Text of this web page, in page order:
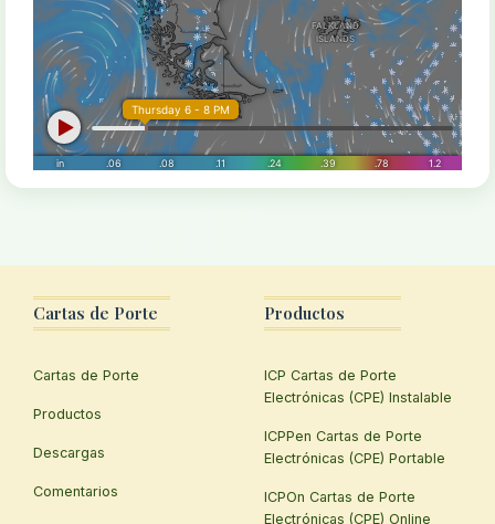
Cartas de Porte
Cartas de Porte
Productos
Descargas
Comentarios
Productos
ICP Cartas de Porte
Electrónicas (CPE) Instalable
ICPPen Cartas de Porte
Electrónicas (CPE) Portable
ICPOn Cartas de Porte
Electrónicas (CPE) Online